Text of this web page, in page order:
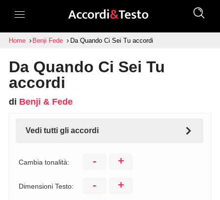
Home Benji Fede Da Quando Ci Sei Tu accordi
Da Quando Ci Sei Tu
accordi
di Benji & Fede
Vedi tutti gli accordi
Cambia tonalità: - +
Dimensioni Testo: - +